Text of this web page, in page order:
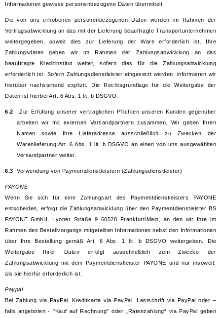
Informationen gewisse personenbezogene Daten übermittelt.
Die von uns erhobenen personenbezogenen Daten werden im Rahmen der
Vertragsabwicklung an das mit der Lieferung beauftragte Transportunternehmen
weitergegeben, soweit dies zur Lieferung der Ware erforderlich ist. Ihre
Zahlungsdaten geben wir im Rahmen der Zahlungsabwicklung an das
beauftragte Kreditinstitut weiter, sofern dies für die Zahlungsabwicklung
erforderlich ist. Sofern Zahlungsdienstleister eingesetzt werden, informieren wir
hierüber nachstehend explizit. Die Rechtsgrundlage für die Weitergabe der
Daten ist hierbei Art. 6 Abs. 1 lit. b DSGVO.
6.2
Zur Erfüllung unserer vertraglichen Pflichten unseren Kunden gegenüber
arbeiten wir mit externen Versandpartnern zusammen. Wir geben Ihren
Namen sowie Ihre Lieferadresse ausschließlich zu Zwecken der
Warenlieferung Art. 6 Abs. 1 lit. b DSGVO an einen von uns ausgewählten
Versandpartner weiter.
6.3 Verwendung von Paymentdienstleistern (Zahlungsdienstleister)
PAYONE
Wenn Sie sich für eine Zahlungsart des Paymentdienstleisters PAYONE
entscheiden, erfolgt die Zahlungsabwicklung über den Paymentdienstleister BS
PAYONE GmbH, Lyoner Straße 9 60528 Frankfurt/Main, an den wir Ihre im
Rahmen des Bestellvorgangs mitgeteilten Informationen nebst den Informationen
über Ihre Bestellung gemäß Art. 6 Abs. 1 lit. b DSGVO weitergeben. Die
Weitergabe Ihrer Daten erfolgt ausschließlich zum Zwecke der
Zahlungsabwicklung mit dem Paymentdienstleister PAYONE und nur insoweit,
als sie hierfür erforderlich ist.
Paypal
Bei Zahlung via PayPal, Kreditkarte via PayPal, Lastschrift via PayPal oder –
falls angeboten - "Kauf auf Rechnung" oder „Ratenzahlung“ via PayPal geben